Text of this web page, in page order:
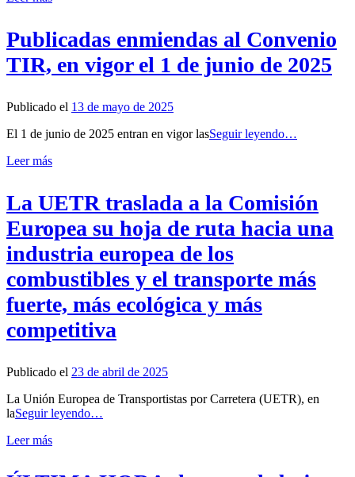
Publicadas enmiendas al Convenio
TIR, en vigor el 1 de junio de 2025
Publicado el 13 de mayo de 2025
El 1 de junio de 2025 entran en vigor lasSeguir leyendo…
Leer más
La UETR traslada a la Comisión
Europea su hoja de ruta hacia una
industria europea de los
combustibles y el transporte más
fuerte, más ecológica y más
competitiva
Publicado el 23 de abril de 2025
La Unión Europea de Transportistas por Carretera (UETR), en
laSeguir leyendo…
Leer más